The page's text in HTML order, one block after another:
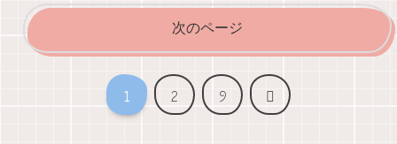
次のページ
1 2 9
次